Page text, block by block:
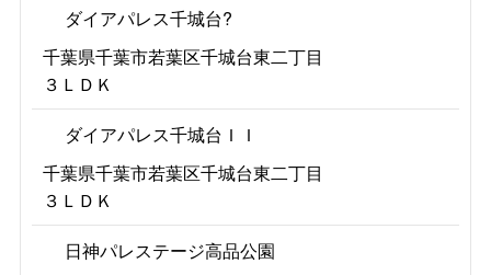
ダイアパレス千城台?
千葉県千葉市若葉区千城台東二丁目
３ＬＤＫ
ダイアパレス千城台ＩＩ
千葉県千葉市若葉区千城台東二丁目
３ＬＤＫ
日神パレステージ高品公園